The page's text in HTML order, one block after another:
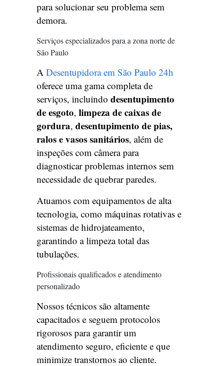
para solucionar seu problema sem
demora.
Serviços especializados para a zona norte de
São Paulo
A Desentupidora em São Paulo 24h
oferece uma gama completa de
serviços, incluindo desentupimento
de esgoto, limpeza de caixas de
gordura, desentupimento de pias,
ralos e vasos sanitários, além de
inspeções com câmera para
diagnosticar problemas internos sem
necessidade de quebrar paredes.
Atuamos com equipamentos de alta
tecnologia, como máquinas rotativas e
sistemas de hidrojateamento,
garantindo a limpeza total das
tubulações.
Profissionais qualificados e atendimento
personalizado
Nossos técnicos são altamente
capacitados e seguem protocolos
rigorosos para garantir um
atendimento seguro, eficiente e que
minimize transtornos ao cliente.